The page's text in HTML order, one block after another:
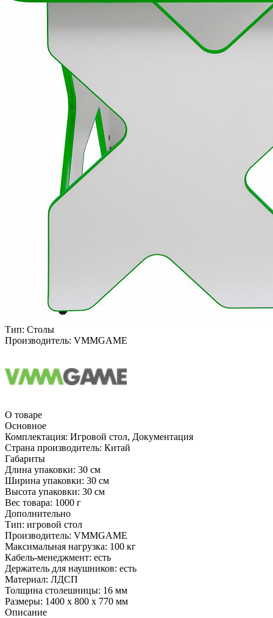
Тип: Столы
Производитель: VMMGAME
О товаре
Основное
Комплектация: Игровой стол, Документация
Страна производитель: Китай
Габариты
Длина упаковки: 30 см
Ширина упаковки: 30 см
Высота упаковки: 30 см
Вес товара: 1000 г
Дополнительно
Тип: игровой стол
Производитель: VMMGAME
Максимальная нагрузка: 100 кг
Кабель-менеджмент: есть
Держатель для наушников: есть
Материал: ЛДСП
Толщина столешницы: 16 мм
Размеры: 1400 х 800 х 770 мм
Описание